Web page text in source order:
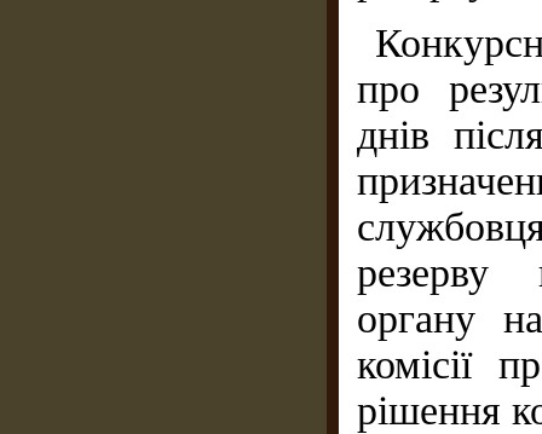
про
днів
резерву
органу
комісії
рішення